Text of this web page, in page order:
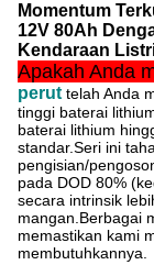
Momentum
12V 80Ah
Kendaraan
Apakah Anda
perut telah Anda
tinggi baterai
baterai lithium
standar.Seri ini
pengisian/
pada DOD 80%
secara intrinsik
mangan.Berbagai
memastikan kami
membutuhkannya.